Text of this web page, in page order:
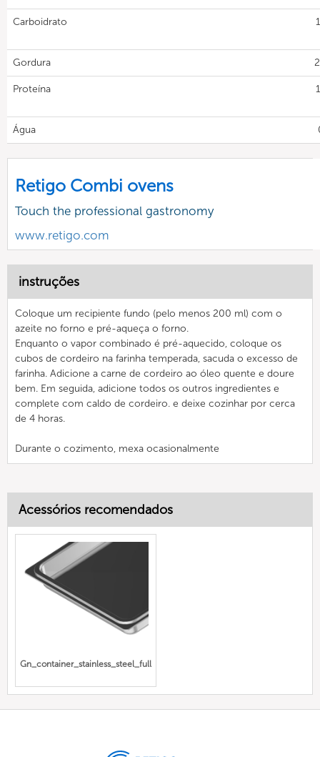
Carboidrato
Gordura
Proteína
Água
Retigo Combi ovens
Touch the professional gastronomy
www.retigo.com
instruções
Coloque um recipiente fundo (pelo menos 200 ml) com o
azeite no forno e pré-aqueça o forno.
Enquanto o vapor combinado é pré-aquecido, coloque os
cubos de cordeiro na farinha temperada, sacuda o excesso de
farinha. Adicione a carne de cordeiro ao óleo quente e doure
bem. Em seguida, adicione todos os outros ingredientes e
complete com caldo de cordeiro. e deixe cozinhar por cerca
de 4 horas.
Durante o cozimento, mexa ocasionalmente
Acessórios recomendados
Gn_container_stainless_steel_full